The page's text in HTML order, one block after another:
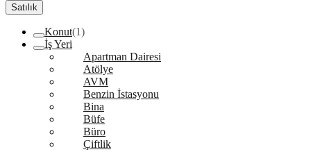
Satılık
Konut(1)
İş Yeri
Apartman Dairesi
Atölye
AVM
Benzin İstasyonu
Bina
Büfe
Büro
Çiftlik